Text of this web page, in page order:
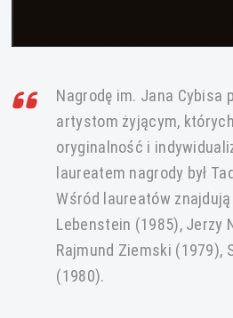
Nagrodę im. Jana Cybisa
artystom żyjącym,
oryginalność i
laureatem nagrody był
Wśród laureatów
Lebenstein (1985), Jerzy
Rajmund Ziemski (1979),
(1980).